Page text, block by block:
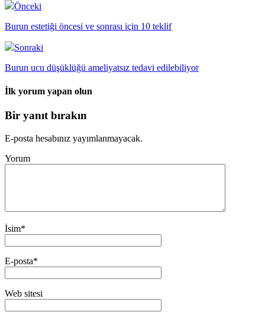
Önceki
Burun estetiği öncesi ve sonrası için 10 teklif
Sonraki
Burun ucu düşüklüğü ameliyatsız tedavi edilebiliyor
İlk yorum yapan olun
Bir yanıt bırakın
E-posta hesabınız yayımlanmayacak.
Yorum
İsim*
E-posta*
Web sitesi